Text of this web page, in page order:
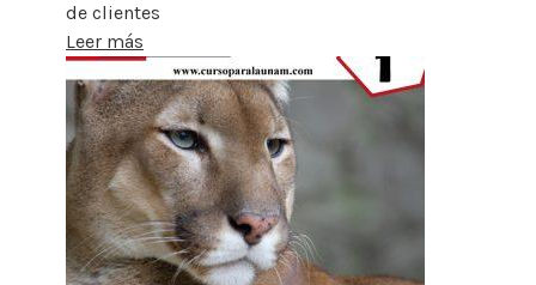
de clientes
Leer más